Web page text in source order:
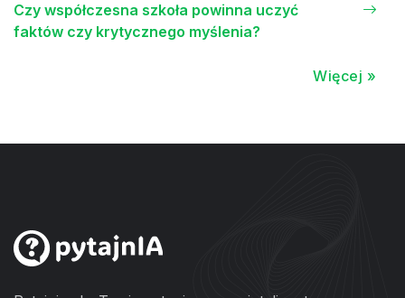
Czy współczesna szkoła powinna uczyć
faktów czy krytycznego myślenia?
Więcej »